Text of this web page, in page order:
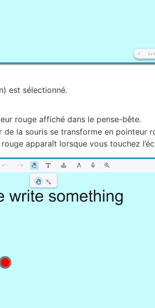
est sélectionné.
rouge affiché dans le pense-bête.
de la souris se transforme en pointeur
apparaît lorsque vous touchez